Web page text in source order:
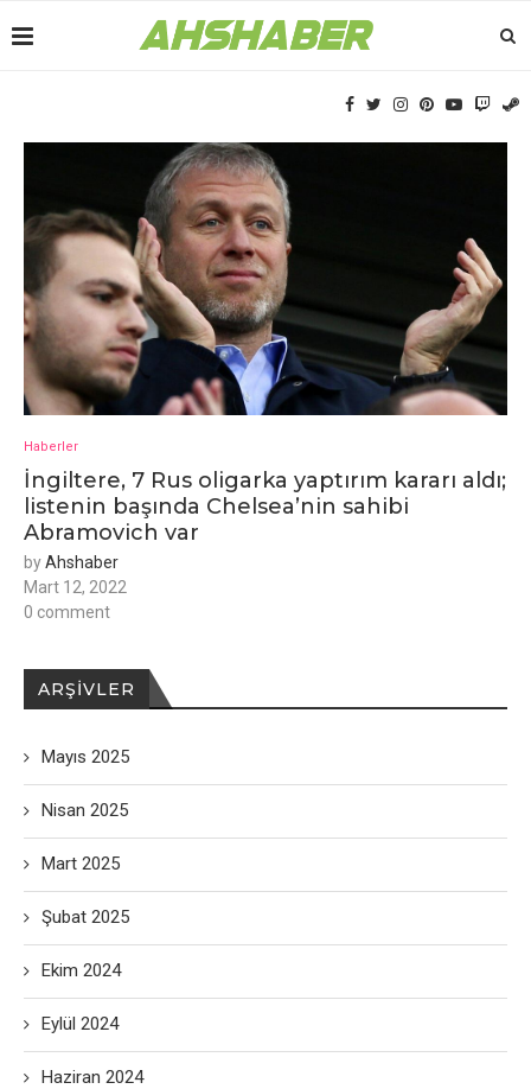
Haberler
İngiltеrе, 7 Rus oligarka yaptırım kararı aldı;
listеnin başında Chеlsеa’nin sahibi
Abramovich var
byAhshaber
Mart 12, 2022
0 comment
ARŞIVLER
Mayıs 2025
Nisan 2025
Mart 2025
Şubat 2025
Ekim 2024
Eylül 2024
Haziran 2024